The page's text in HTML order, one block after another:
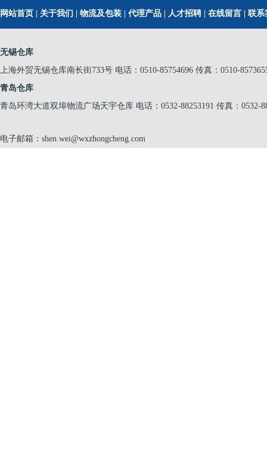
网站首页 关于我们 物流及包装 代理产品 人才招聘 在线留言 联系
无锡仓库
上海外贸无锡仓库南长街733号 电话：0510-85754696 传真：0510-
青岛仓库
青岛环湾大道双埠物流广场天宇仓库 电话：0532-88253191 传真：0532-
电子邮箱：shen.wei@wxzhongcheng.com